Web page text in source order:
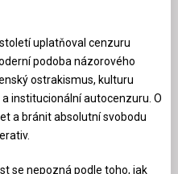
uplatňoval cenzuru
podoba názorového
ostrakismus, kulturu
institucionální autocenzuru. O
a bránit absolutní svobodu
se nepozná podle toho, jak